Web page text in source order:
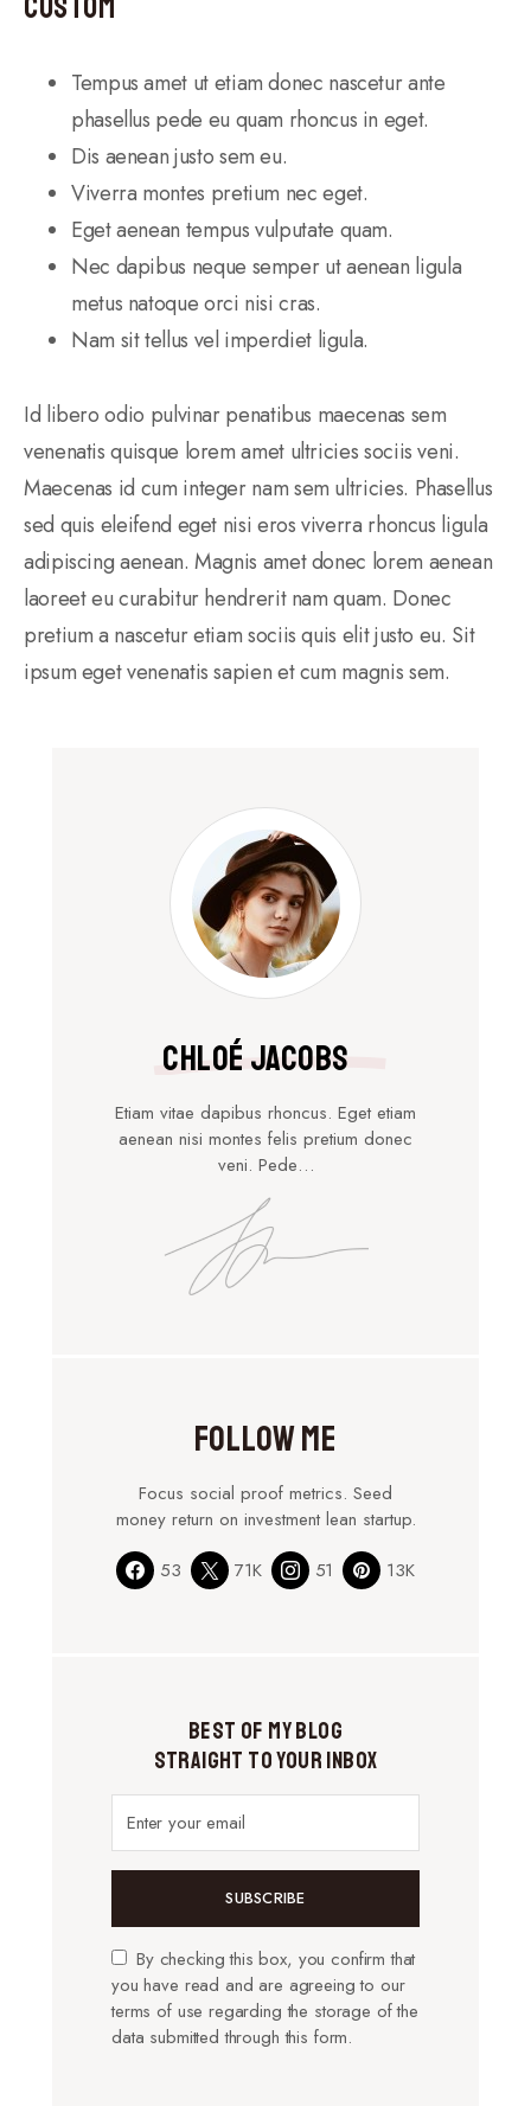
Tempus amet ut etiam donec nascetur ante
phasellus pede eu quam rhoncus in eget.
Dis aenean justo sem eu.
Viverra montes pretium nec eget.
Eget aenean tempus vulputate quam.
Nec dapibus neque semper ut aenean ligula
metus natoque orci nisi cras.
Nam sit tellus vel imperdiet ligula.
Id libero odio pulvinar penatibus maecenas sem
venenatis quisque lorem amet ultricies sociis veni.
Maecenas id cum integer nam sem ultricies. Phasellus
sed quis eleifend eget nisi eros viverra rhoncus ligula
adipiscing aenean. Magnis amet donec lorem aenean
laoreet eu curabitur hendrerit nam quam. Donec
pretium a nascetur etiam sociis quis elit justo eu. Sit
ipsum eget venenatis sapien et cum magnis sem.
Chloé Jacobs
Etiam vitae dapibus rhoncus. Eget etiam
aenean nisi montes felis pretium donec
veni. Pede…
Follow Me
Focus social proof metrics. Seed
money return on investment lean startup.
53
71K 51 13K
Best of My Blog
Straight to Your Inbox
SUBSCRIBE
By checking this box, you confirm that
you have read and are agreeing to our
terms of use regarding the storage of the
data submitted through this form.